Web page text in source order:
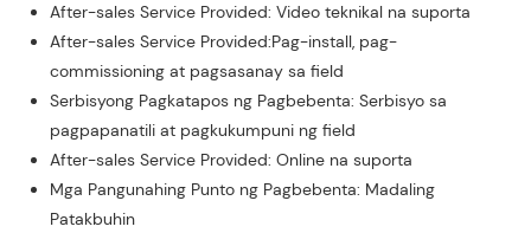
After-sales Service Provided: Video teknikal na suporta
After-sales Service Provided:Pag-install, pag-
commissioning at pagsasanay sa field
Serbisyong Pagkatapos ng Pagbebenta: Serbisyo sa
pagpapanatili at pagkukumpuni ng field
After-sales Service Provided: Online na suporta
Mga Pangunahing Punto ng Pagbebenta: Madaling
Patakbuhin